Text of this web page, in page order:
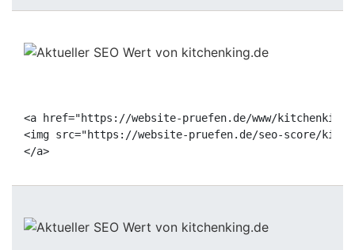
<a href="https://website-pruefen.de/www/
<img src="https://website-pruefen.de/seo-score/